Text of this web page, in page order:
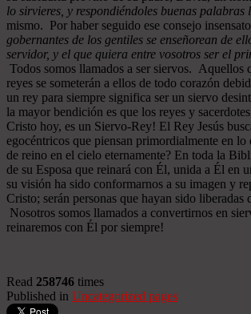
lo sirvieres, y respondiéndoles buenas
mismo. Por haber seguido ese consejo
gobernantes de los gentiles se enseñorean de
servidor, y el que quiera entre vosotros ser el
Todos somos llamados a ser siervos. Aquellos
reyes se someterán a ellos de todo corazón
un rey para siempre significa ser un siervo
la mayor bendición es que los reyes y
Cristo hoy, es un Siervo-Rey! El Rey Jesús
egocéntricos que piensan primordialmente en
de reino en el cielo eternamente? En toda la
de su Esposa que reinará con Él, unida a Él en
su visión ha sido conformarnos a su imagen y
Cristo; serán personas que hayan sido
Nosotros somos llamados a convertirnos en
reinaremos con Él por siempre!
Read 258746 times
Published in Uncategorized pages